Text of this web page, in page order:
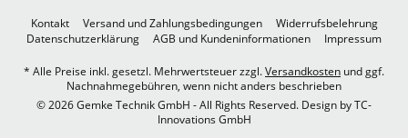
Kontakt Versand und Zahlungsbedingungen
Widerrufsbelehrung
Datenschutzerklärung
AGB und Kundeninformationen Impressum
* Alle Preise inkl. gesetzl. Mehrwertsteuer zzgl.Versandkosten und ggf.
Nachnahmegebühren, wenn nicht anders beschrieben
© 2026 Gemke Technik GmbH - All Rights Reserved. Design byTC-
Innovations GmbH